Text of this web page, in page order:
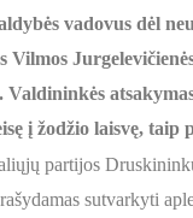
vadovus dėl
Vilmos
Valdininkės
į žodžio laisvę,
partijos
sutvarkyti